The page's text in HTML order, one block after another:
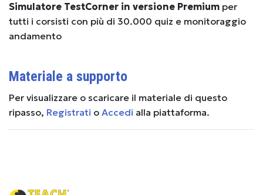
Simulatore TestCorner in versione Premium per
tutti i corsisti con più di 30.000 quiz e monitoraggio
andamento
Materiale a supporto
Per visualizzare o scaricare il materiale di questo
ripasso, Registrati o Accedi alla piattaforma.